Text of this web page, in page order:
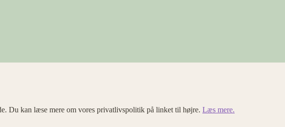
Du kan læse mere om vores privatlivspolitik på linket til højre. Læs mere.